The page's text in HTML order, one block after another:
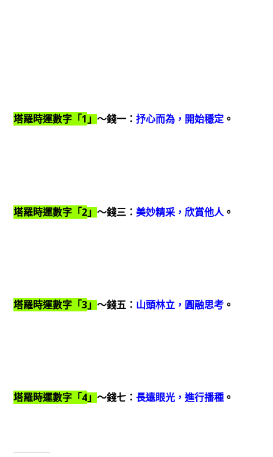
塔羅時運數字「1 」 ～錢一： 抒心而為，開始穩定。
塔羅時運數字「2」 ～錢三： 美妙精采，欣賞他人 。
塔羅時運數字「3」 ～錢五： 山頭林立，圓融思考。
塔羅時運數字「4」 ～錢七： 長遠眼光，進行播種。